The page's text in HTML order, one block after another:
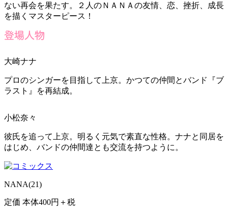
ない再会を果たす。２人のＮＡＮＡの友情、恋、挫折、成長
を描くマスターピース！
大崎ナナ
プロのシンガーを目指して上京。かつての仲間とバンド『ブ
ラスト』を再結成。
小松奈々
彼氏を追って上京。明るく元気で素直な性格。ナナと同居を
はじめ、バンドの仲間達とも交流を持つように。
NANA(21)
定価 本体400円＋税